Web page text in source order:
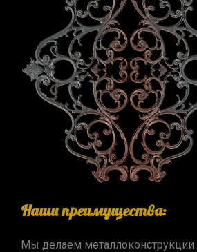
Наши преимущества:
Мы делаем